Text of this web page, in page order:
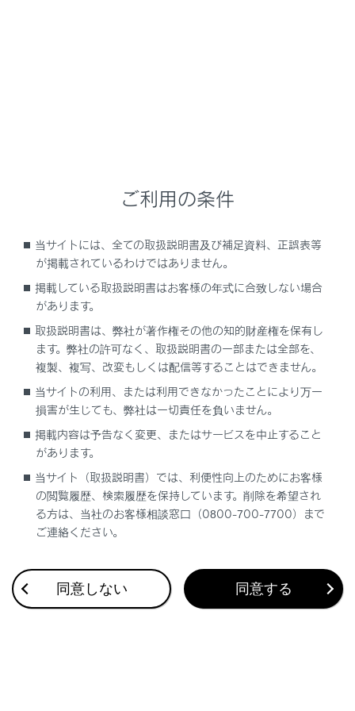
ドライバー異常時対応システム
合わせて見られているページ
Lexus Teammate Advanced Park
最適な車間距離を保って追従走行する
低速走行時に障害物の接近を知らせる
ご利用の条件
当サイトには、全ての取扱説明書及び補足資料、正誤表等
が掲載されているわけではありません。
掲載している取扱説明書はお客様の年式に合致しない場合
があります。
取扱説明書は、弊社が著作権その他の知的財産権を保有し
ます。弊社の許可なく、取扱説明書の一部または全部を、
複製、複写、改変もしくは配信等することはできません。
当サイトの利用、または利用できなかったことにより万一
損害が生じても、弊社は一切責任を負いません。
掲載内容は予告なく変更、またはサービスを中止すること
があります。
当サイト（取扱説明書）では、利便性向上のためにお客様
の閲覧履歴、検索履歴を保持しています。削除を希望され
る方は、当社のお客様相談窓口（0800-700-7700）まで
ご連絡ください。
同意しない 同意する